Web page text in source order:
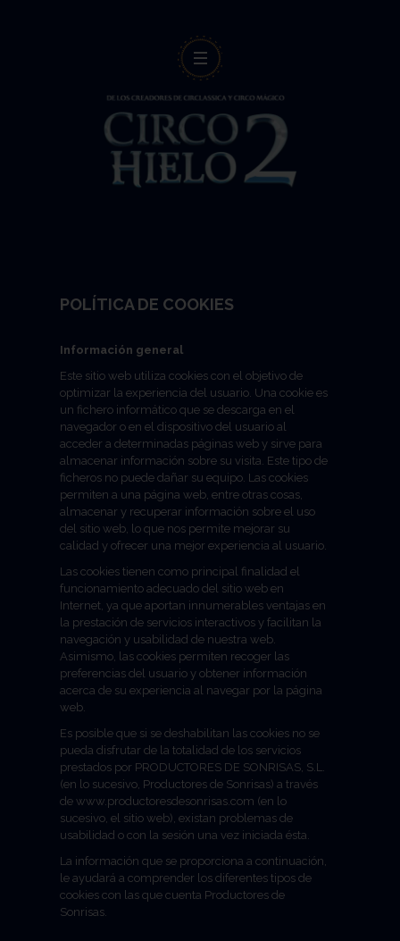
POLÍTICA DE COOKIES
Información general
Este sitio web utiliza cookies con el objetivo de
optimizar la experiencia del usuario. Una cookie es
un fichero informático que se descarga en el
navegador o en el dispositivo del usuario al
acceder a determinadas páginas web y sirve para
almacenar información sobre su visita. Este tipo de
ficheros no puede dañar su equipo. Las cookies
permiten a una página web, entre otras cosas,
almacenar y recuperar información sobre el uso
del sitio web, lo que nos permite mejorar su
calidad y ofrecer una mejor experiencia al usuario.
Las cookies tienen como principal finalidad el
funcionamiento adecuado del sitio web en
Internet, ya que aportan innumerables ventajas en
la prestación de servicios interactivos y facilitan la
navegación y usabilidad de nuestra web.
Asimismo, las cookies permiten recoger las
preferencias del usuario y obtener información
acerca de su experiencia al navegar por la página
web.
Es posible que si se deshabilitan las cookies no se
pueda disfrutar de la totalidad de los servicios
prestados por PRODUCTORES DE SONRISAS, S.L.
(en lo sucesivo, Productores de Sonrisas) a través
de www.productoresdesonrisas.com (en lo
sucesivo, el sitio web), existan problemas de
usabilidad o con la sesión una vez iniciada ésta.
La información que se proporciona a continuación,
le ayudará a comprender los diferentes tipos de
cookies con las que cuenta Productores de
Sonrisas.